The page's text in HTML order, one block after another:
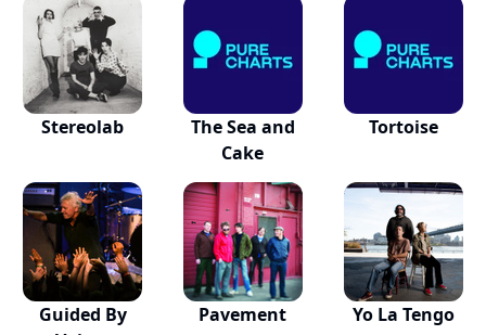
Stereolab
The Sea and
Cake
Tortoise
Guided By
Pavement Yo La Tengo